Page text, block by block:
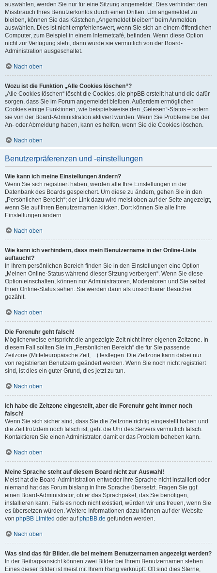
auswählen, werden Sie nur für eine Sitzung angemeldet. Dies verhindert den
Missbrauch Ihres Benutzerkontos durch einen Dritten. Um angemeldet zu
bleiben, können Sie das Kästchen „Angemeldet bleiben“ beim Anmelden
auswählen. Dies ist nicht empfehlenswert, wenn Sie sich an einem öffentlichen
Computer, zum Beispiel in einem Internetcafé, befinden. Wenn diese Option
nicht zur Verfügung steht, dann wurde sie vermutlich von der Board-
Administration ausgeschaltet.
Nach oben
Wozu ist die Funktion „Alle Cookies löschen“?
„Alle Cookies löschen“ löscht die Cookies, die phpBB erstellt hat und die dafür
sorgen, dass Sie im Forum angemeldet bleiben. Außerdem ermöglichen
Cookies einige Funktionen, wie beispielsweise den „Gelesen“-Status – sofern
sie von der Board-Administration aktiviert wurden. Wenn Sie Probleme bei der
An- oder Abmeldung haben, kann es helfen, wenn Sie die Cookies löschen.
Nach oben
Benutzerpräferenzen und -einstellungen
Wie kann ich meine Einstellungen ändern?
Wenn Sie sich registriert haben, werden alle Ihre Einstellungen in der
Datenbank des Boards gespeichert. Um diese zu ändern, gehen Sie in den
„Persönlichen Bereich“; der Link dazu wird meist oben auf der Seite angezeigt,
wenn Sie auf Ihren Benutzernamen klicken. Dort können Sie alle Ihre
Einstellungen ändern.
Nach oben
Wie kann ich verhindern, dass mein Benutzername in der Online-Liste
auftaucht?
In Ihrem persönlichen Bereich finden Sie in den Einstellungen eine Option
„Meinen Online-Status während dieser Sitzung verbergen“. Wenn Sie diese
Option einschalten, können nur Administratoren, Moderatoren und Sie selbst
Ihren Online-Status sehen. Sie werden dann als unsichtbarer Besucher
gezählt.
Nach oben
Die Forenuhr geht falsch!
Möglicherweise entspricht die angezeigte Zeit nicht Ihrer eigenen Zeitzone. In
diesem Fall sollten Sie im „Persönlichen Bereich“ die für Sie passende
Zeitzone (Mitteleuropäische Zeit, ...) festlegen. Die Zeitzone kann dabei nur
von registrierten Benutzern geändert werden. Wenn Sie noch nicht registriert
sind, ist dies ein guter Grund, dies jetzt zu tun.
Nach oben
Ich habe die Zeitzone eingestellt, aber die Forenuhr geht immer noch
falsch!
Wenn Sie sich sicher sind, dass Sie die Zeitzone richtig eingestellt haben und
die Zeit trotzdem noch falsch ist, geht die Uhr des Servers vermutlich falsch.
Kontaktieren Sie einen Administrator, damit er das Problem beheben kann.
Nach oben
Meine Sprache steht auf diesem Board nicht zur Auswahl!
Meist hat die Board-Administration entweder Ihre Sprache nicht installiert oder
niemand hat das Forum bislang in Ihre Sprache übersetzt. Fragen Sie ggf.
einen Board-Administrator, ob er das Sprachpaket, das Sie benötigen,
installieren kann. Falls es noch nicht existiert, würden wir uns freuen, wenn Sie
es übersetzen würden. Weitere Informationen dazu können auf der Website
von phpBB Limited oder aufphpBB.de gefunden werden.
Nach oben
Was sind das für Bilder, die bei meinem Benutzernamen angezeigt werden?
In der Beitragsansicht können zwei Bilder bei Ihrem Benutzernamen stehen.
Eines dieser Bilder ist meist mit Ihrem Rang verknüpft: Oft sind dies Sterne,